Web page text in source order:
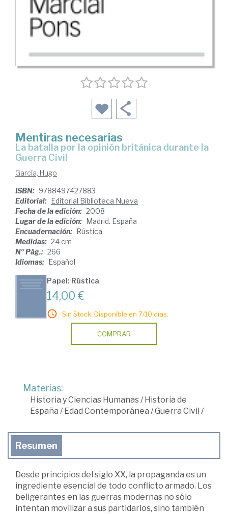
Mentiras necesarias
la batalla por la opinión británica durante la
Guerra Civil
García, Hugo
ISBN: 9788497427883
Editorial: Editorial Biblioteca Nueva
Fecha de la edición: 2008
Lugar de la edición: Madrid. España
Encuadernación: Rústica
Medidas: 24 cm
Nº Pág.: 266
Idiomas: Español
Papel: Rústica
14,00 €
Sin Stock. Disponible en 7/10 días.
COMPRAR
Materias:
Historia y Ciencias Humanas/Historia de
España /Edad Contemporánea /Guerra Civil /
Resumen
Desde principios del siglo XX, la propaganda es un
ingrediente esencial de todo conflicto armado. Los
beligerantes en las guerras modernas no sólo
intentan movilizar a sus partidarios, sino también